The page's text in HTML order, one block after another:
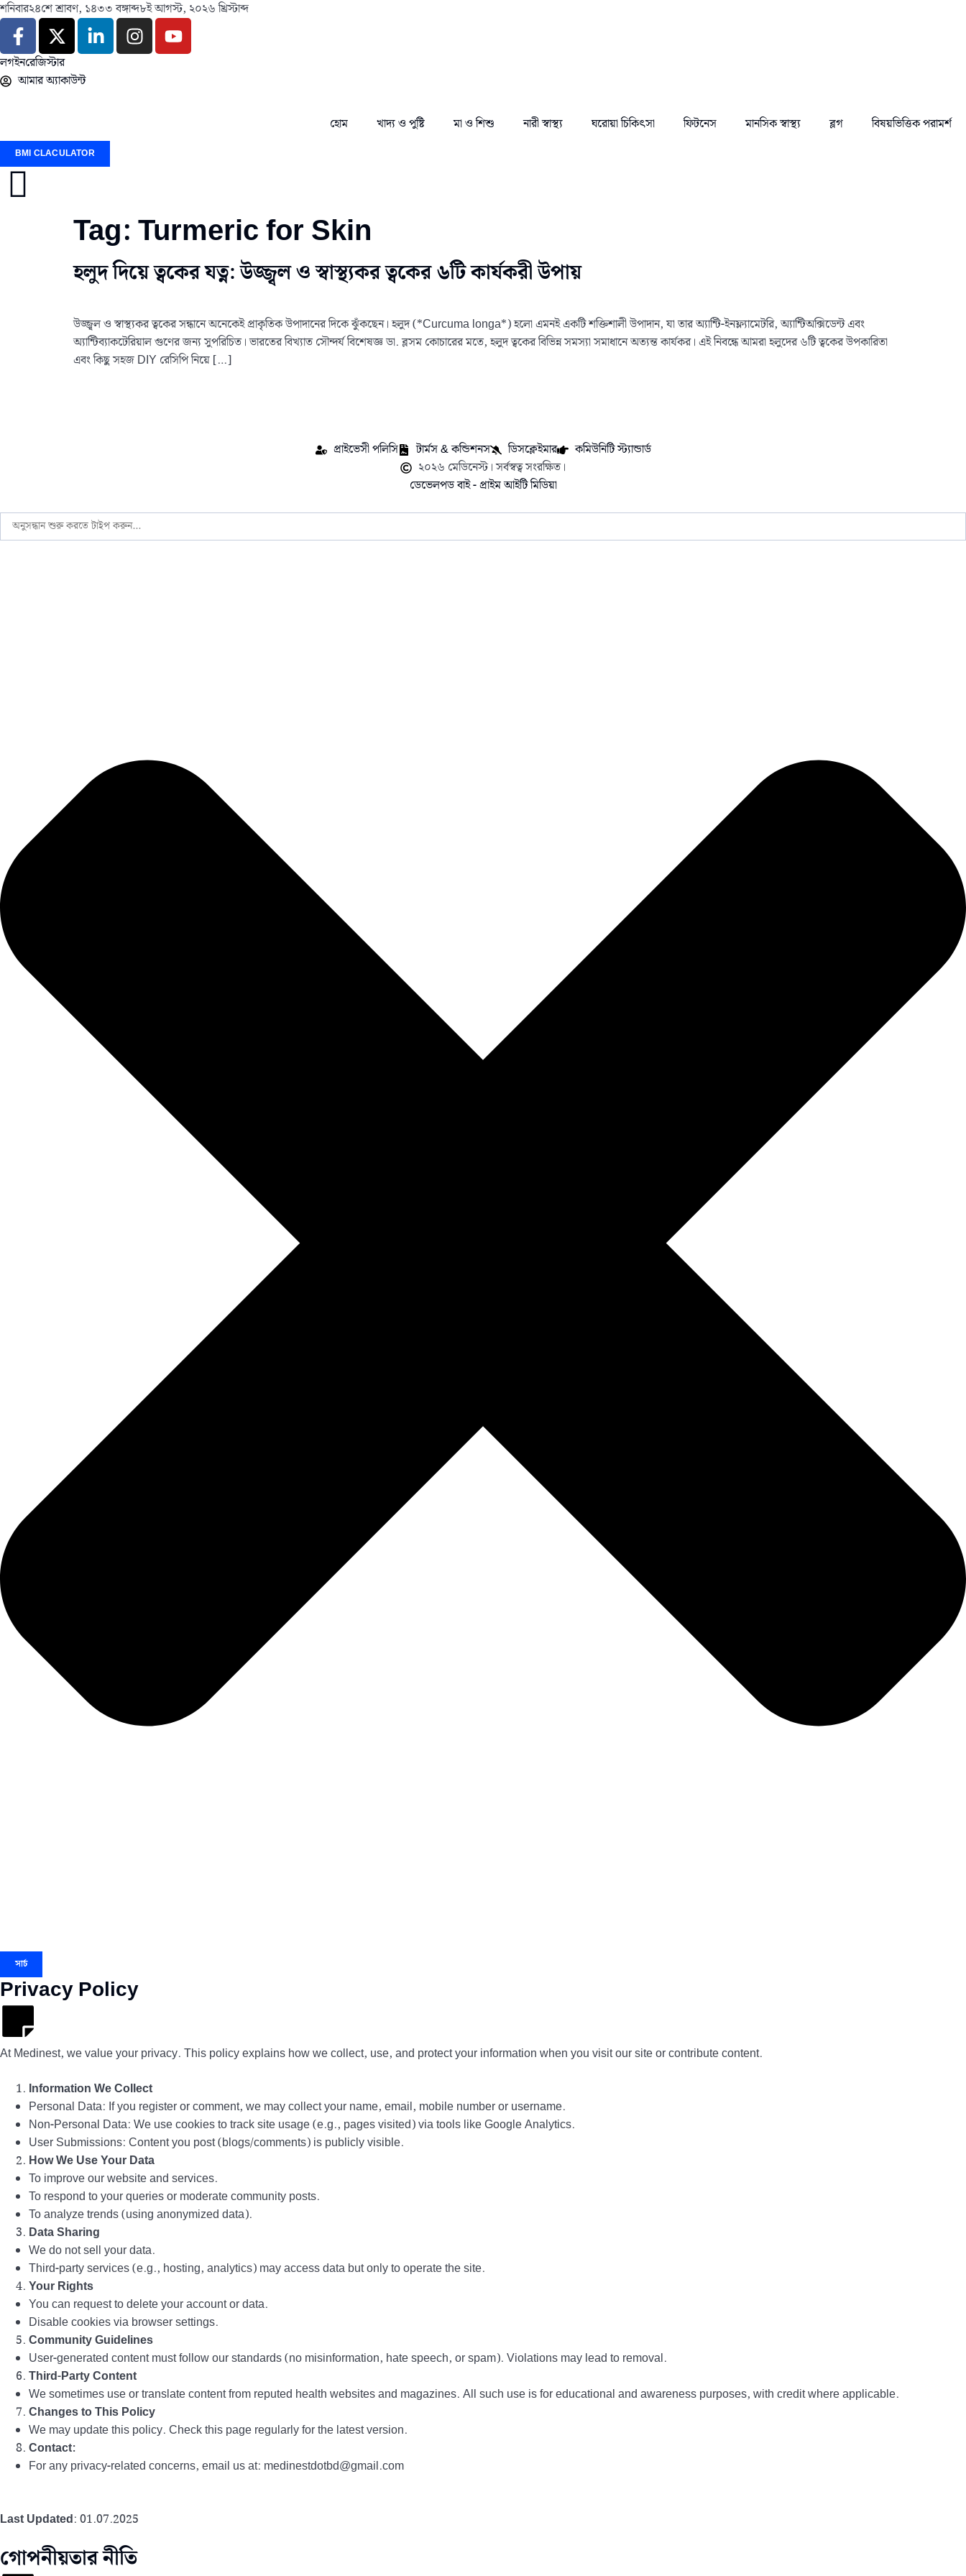
শনিবার২৪শে শ্রাবণ, ১৪৩৩ বঙ্গাব্দ৮ই আগস্ট, ২০২৬ খ্রিস্টাব্দ
লগইনরেজিস্টার
আমার অ্যাকাউন্ট
হোম খাদ্য ও পুষ্টি মা ও শিশু নারী স্বাস্থ্য ঘরোয়া চিকিৎসা ফিটনেস মানসিক স্বাস্থ্য ব্লগ বিষয়ভিত্তিক পরামর্শ
BMI CLACULATOR
Tag:Turmeric for Skin
হলুদ দিয়ে ত্বকের যত্ন: উজ্জ্বল ও স্বাস্থ্যকর ত্বকের ৬টি কার্যকরী উপায়
উজ্জ্বল ও স্বাস্থ্যকর ত্বকের সন্ধানে অনেকেই প্রাকৃতিক উপাদানের দিকে ঝুঁকছেন। হলুদ (*Curcuma longa*) হলো এমনই একটি শক্তিশালী উপাদান, যা তার অ্যান্টি-ইনফ্ল্যামেটরি, অ্যান্টিঅক্সিডেন্ট এবং
অ্যান্টিব্যাকটেরিয়াল গুণের জন্য সুপরিচিত। ভারতের বিখ্যাত সৌন্দর্য বিশেষজ্ঞ ডা. ব্লসম কোচারের মতে, হলুদ ত্বকের বিভিন্ন সমস্যা সমাধানে অত্যন্ত কার্যকর। এই নিবন্ধে আমরা হলুদের ৬টি ত্বকের উপকারিতা
এবং কিছু সহজ DIY রেসিপি নিয়ে […]
প্রাইভেসী পলিসি টার্মস & কন্ডিশনস ডিসক্লেইমার
কমিউনিটি স্ট্যান্ডার্ড
২০২৬ মেডিনেস্ট। সর্বস্বত্ব সংরক্ষিত।
ডেভেলপড বাই - প্রাইম আইটি মিডিয়া
সার্চ
Privacy Policy
At Medinest, we value your privacy. This policy explains how we collect, use, and protect your information when you visit our site or contribute content.
Information We Collect
Personal Data: If you register or comment, we may collect your name, email, mobile number or username.
Non-Personal Data: We use cookies to track site usage (e.g., pages visited) via tools like Google Analytics.
User Submissions: Content you post (blogs/comments) is publicly visible.
How We Use Your Data
To improve our website and services.
To respond to your queries or moderate community posts.
To analyze trends (using anonymized data).
Data Sharing
We do not sell your data.
Third-party services (e.g., hosting, analytics) may access data but only to operate the site.
Your Rights
You can request to delete your account or data.
Disable cookies via browser settings.
Community Guidelines
User-generated content must follow our standards (no misinformation, hate speech, or spam). Violations may lead to removal.
Third-Party Content
We sometimes use or translate content from reputed health websites and magazines. All such use is for educational and awareness purposes, with credit where applicable.
Changes to This Policy
We may update this policy. Check this page regularly for the latest version.
Contact:
For any privacy-related concerns, email us at: medinestdotbd@gmail.com
Last Updated: 01.07.2025
গোপনীয়তার নীতি